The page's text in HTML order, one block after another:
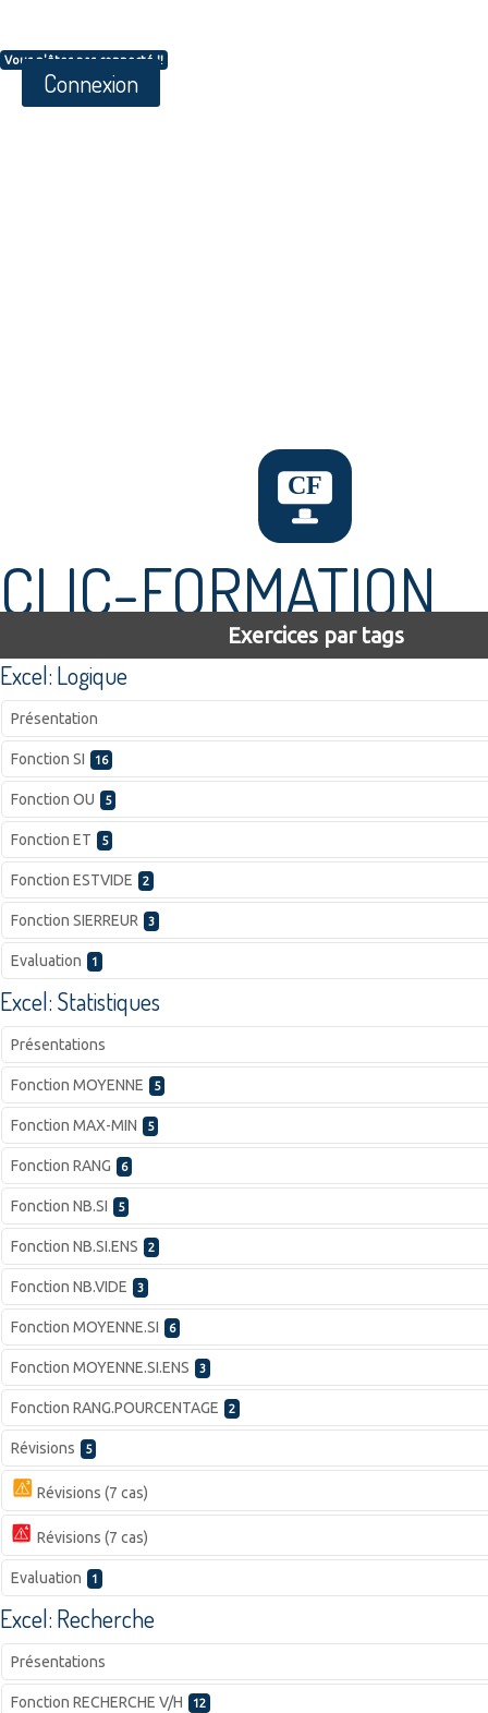
Vous n'êtes pas connecté !!
Connexion
CLIC-FORMATION
Exercices par tags
Excel: Logique
Présentation
Fonction SI 16
Fonction OU 5
Fonction ET 5
Fonction ESTVIDE 2
Fonction SIERREUR 3
Evaluation 1
Excel: Statistiques
Présentations
Fonction MOYENNE 5
Fonction MAX-MIN 5
Fonction RANG 6
Fonction NB.SI 5
Fonction NB.SI.ENS 2
Fonction NB.VIDE 3
Fonction MOYENNE.SI 6
Fonction MOYENNE.SI.ENS 3
Fonction RANG.POURCENTAGE 2
Révisions 5
Révisions (7 cas)
Révisions (7 cas)
Evaluation 1
Excel: Recherche
Présentations
Fonction RECHERCHE V/H 12